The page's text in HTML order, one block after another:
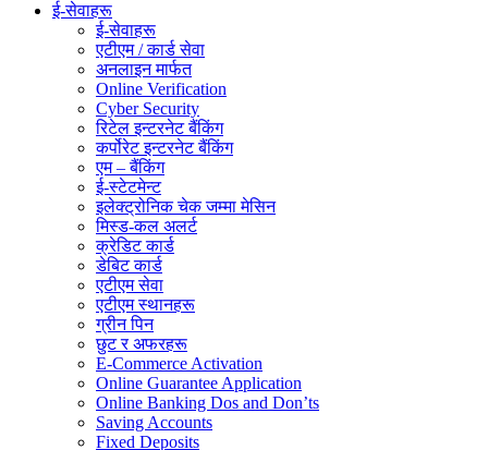
ई-सेवाहरू
ई-सेवाहरू
एटीएम / कार्ड सेवा
अनलाइन मार्फत
Online Verification
Cyber Security
रिटेल इन्टरनेट बैंकिंग
कर्पोरेट इन्टरनेट बैंकिंग
एम – बैंकिंग
ई-स्टेटमेन्ट
इलेक्ट्रोनिक चेक जम्मा मेसिन
मिस्ड-कल अलर्ट
क्रेडिट कार्ड
डेबिट कार्ड
एटीएम सेवा
एटीएम स्थानहरू
ग्रीन पिन
छुट र अफरहरू
E-Commerce Activation
Online Guarantee Application
Online Banking Dos and Don’ts
Saving Accounts
Fixed Deposits